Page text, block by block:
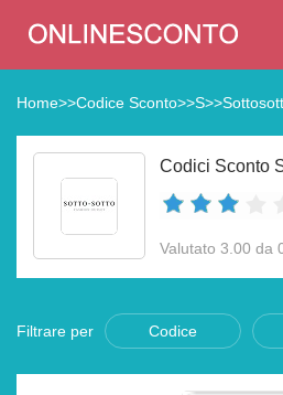
Home>>Codice Sconto>>S>>
Codici Sconto
Valutato 3.00 da
Filtrare per Codice